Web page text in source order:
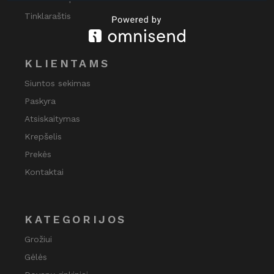
Tinklaraštis
KLIENTAMS
Siuntos sekimas
Paskyra
Atsiskaitymas
Krepšelis
Prekės
Kontaktai
KATEGORIJOS
Grožiui
Gėlės